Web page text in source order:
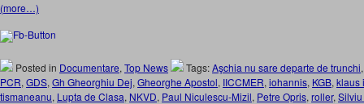
(more…)
Posted in Documentare, Top News Tags:Aşchia nu sare departe de trunchi
PCR, GDS, Gh Gheorghiu Dej, Gheorghe Apostol, IICCMER, iohannis, KGB, klaus
tismaneanu, Lupta de Clasa, NKVD, Paul Niculescu-Mizil, Petre Opris, roller,